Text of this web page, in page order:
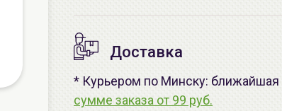
Доставка
* Курьером по Минску: ближайшая
сумме заказа от 99 руб.